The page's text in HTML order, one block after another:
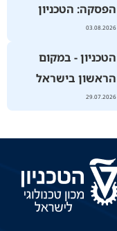
העולם
הפסקה: הטכניון
אירח את הכנס
מכונות בסימן "עידן
הבינה המלאכותית"
03.08.2026
הטכניון - במקום
הראשון בישראל
ב"תפוקת AI"
29.07.2026